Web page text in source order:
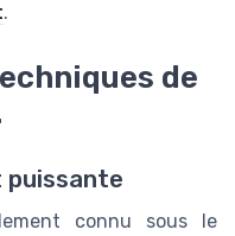
.
de
puissante
connu sous le